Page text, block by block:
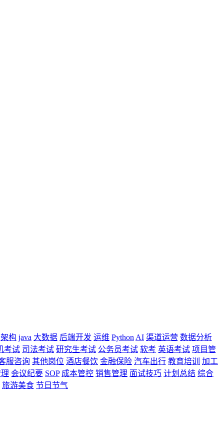
架构 java 大数据 后端开发 运维 Python AI 渠道运营 数据分析
考试 司法考试 研究生考试 公务员考试 软考 英语考试 项目管
服咨询 其他岗位 酒店餐饮 金融保险 汽车出行 教育培训
加工
会议纪要 SOP 成本管控 销售管理 面试技巧 计划总结 综合
旅游美食 节日节气